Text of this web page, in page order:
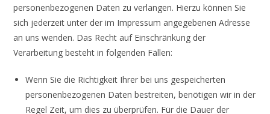
personenbezogenen Daten zu verlangen. Hierzu können Sie
sich jederzeit unter der im Impressum angegebenen Adresse
an uns wenden. Das Recht auf Einschränkung der
Verarbeitung besteht in folgenden Fällen:
Wenn Sie die Richtigkeit Ihrer bei uns gespeicherten
personenbezogenen Daten bestreiten, benötigen wir in der
Regel Zeit, um dies zu überprüfen. Für die Dauer der